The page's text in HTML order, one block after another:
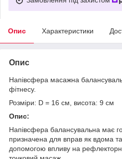
Опис Характеристики
Опис
Напівсфера масажна
фітнесу.
Розміри: D = 16 см, висота: 9 см
Опис:
Напівсфера балансувальна має
призначена для вправ як вдома
допомогою впливу на